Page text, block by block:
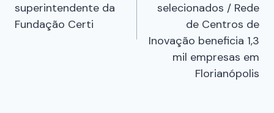
superintendente da
Fundação Certi
selecionados / Rede
de Centros de
Inovação beneficia 1,3
mil empresas em
Florianópolis